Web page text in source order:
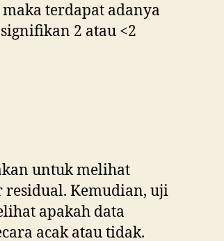
terdapat adanya
2 atau <2
untuk melihat
residual. Kemudian, uji
apakah data
acak atau tidak.